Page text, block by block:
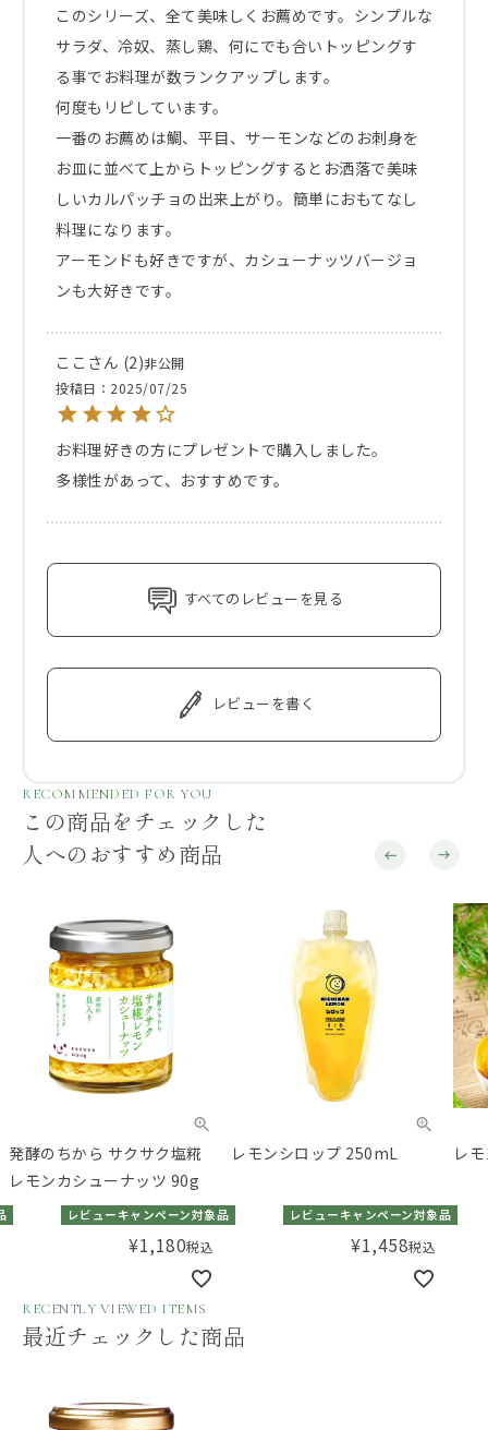
このシリーズ、全て美味しくお薦めです。シンプルな
サラダ、冷奴、蒸し鶏、何にでも合いトッピングす
る事でお料理が数ランクアップします。
何度もリピしています。
一番のお薦めは鯛、平目、サーモンなどのお刺身を
お皿に並べて上からトッピングするとお洒落で美味
しいカルパッチョの出来上がり。簡単におもてなし
料理になります。
アーモンドも好きですが、カシューナッツバージョ
ここ 2 非公開
投稿日
2025/07/25
お料理好きの方にプレゼントで購入しました。
多様性があって、おすすめです。
すべてのレビューを見る
レビューを書く
RECOMMENDED FOR YOU
この商品をチェックした
人へのおすすめ商品
発酵のちから サクサク塩糀
レモンカシューナッツ 90g
レビューキャンペーン対象品
¥1,180税込
レモンシロップ 250mL
レビューキャンペーン対象品
¥1,458税込
レ
RECENTLY VIEWED ITEMS
最近チェックした商品